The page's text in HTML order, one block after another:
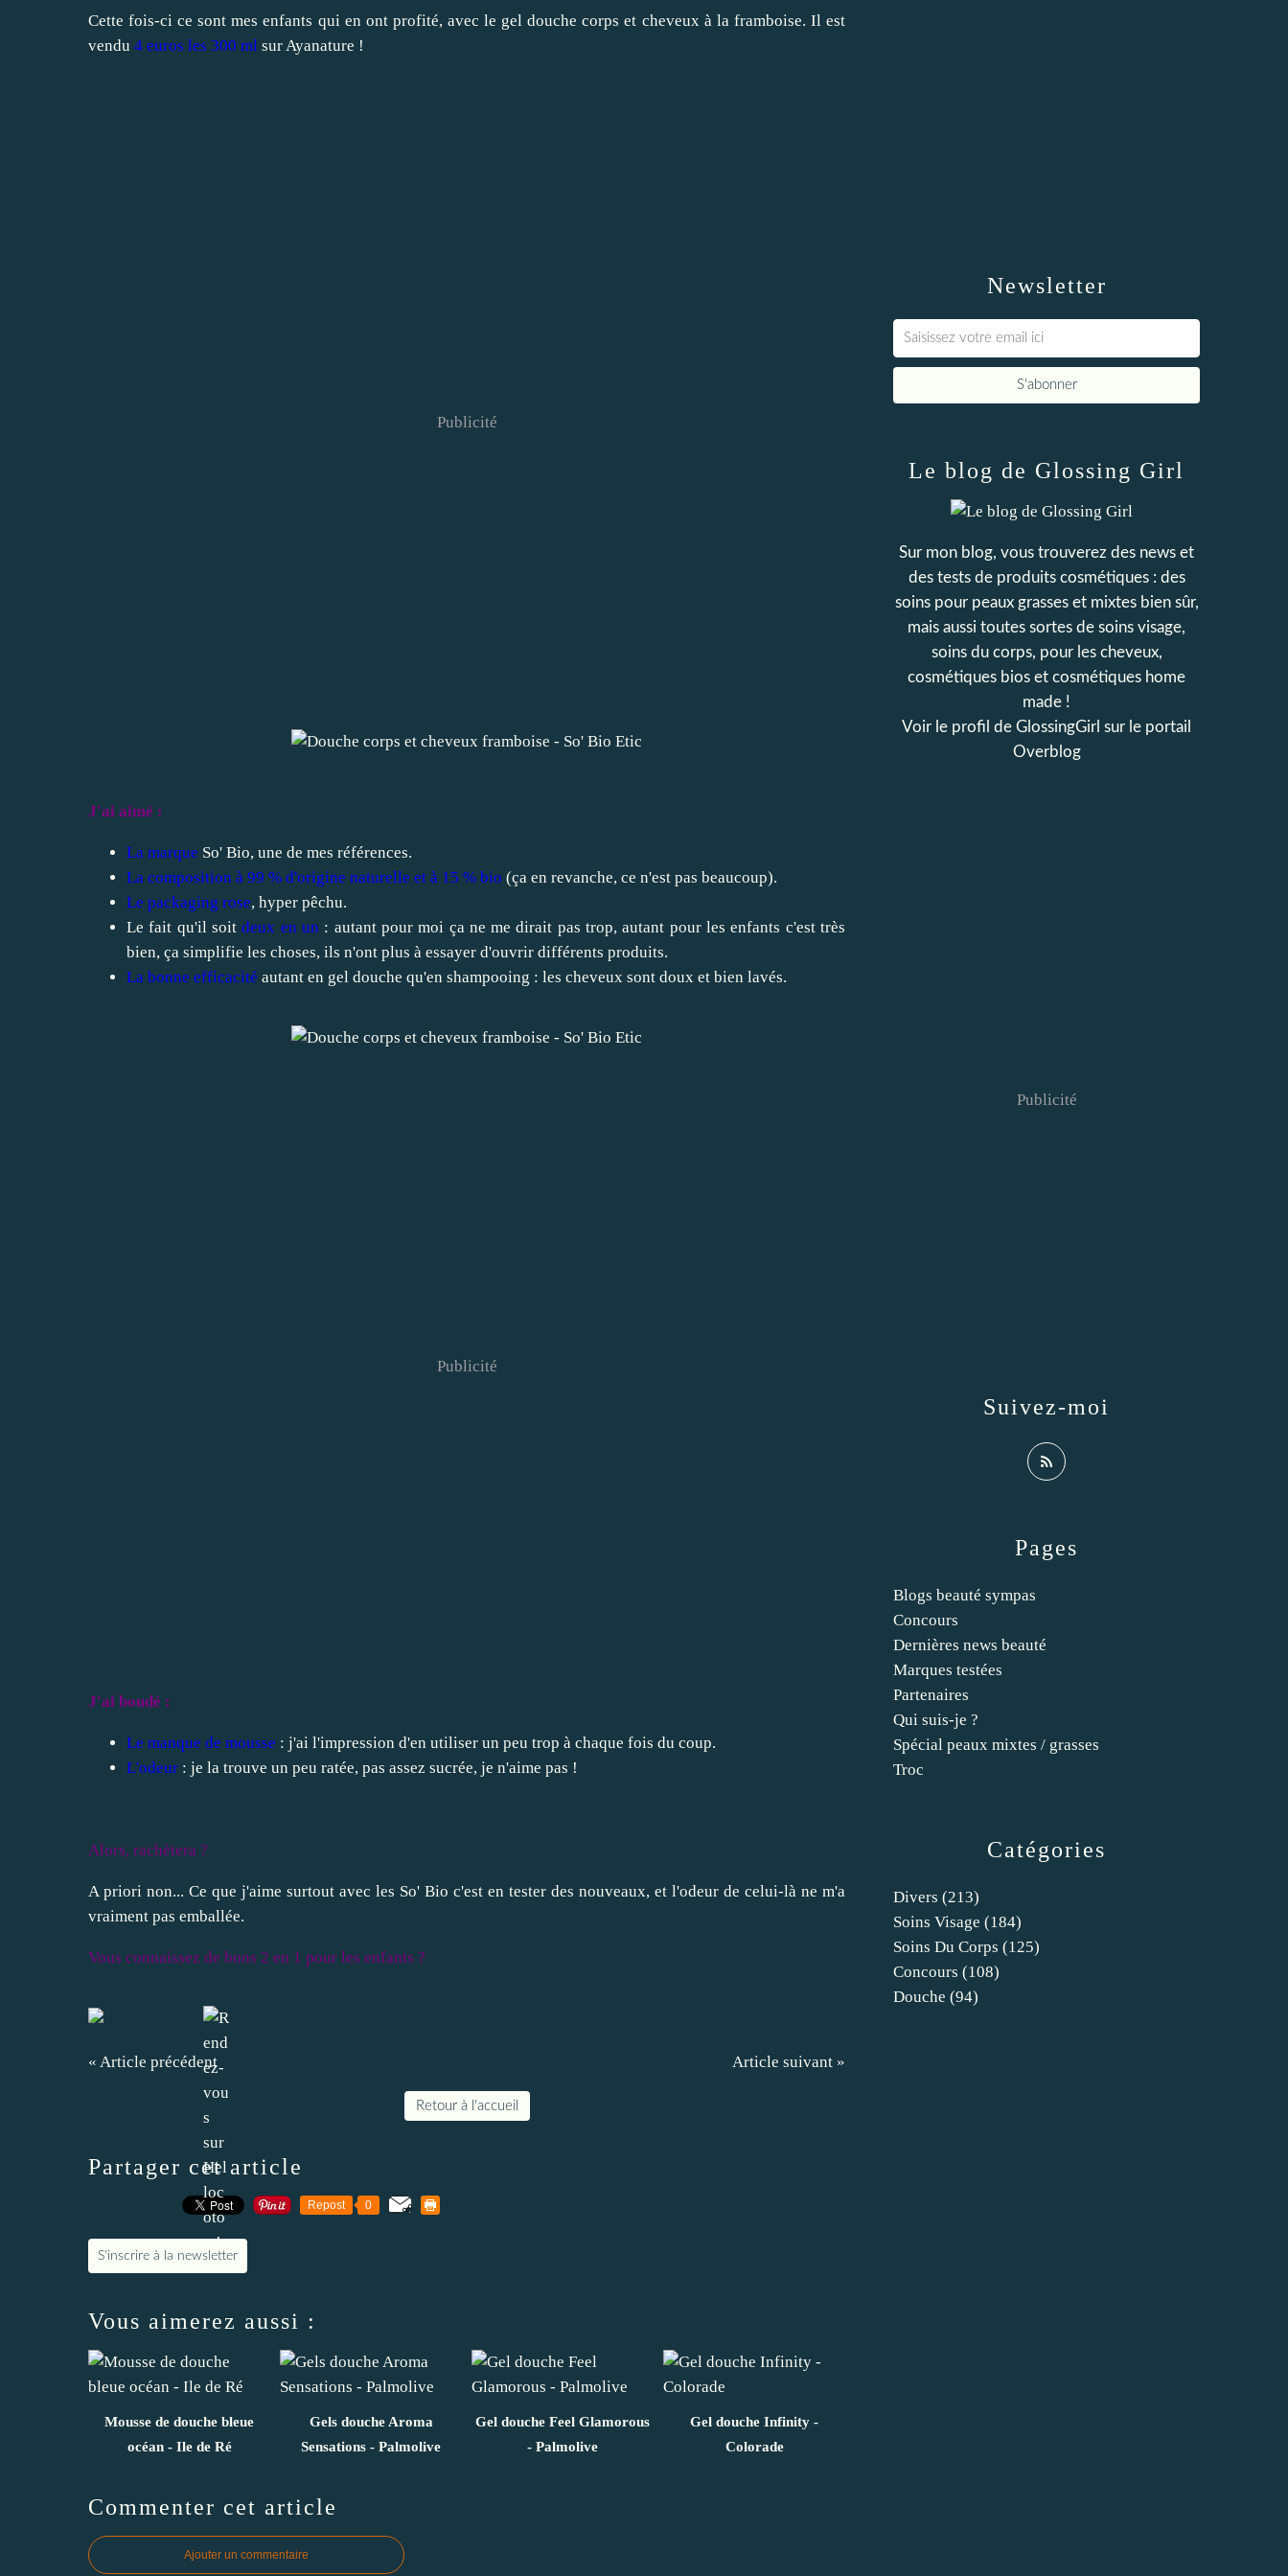
Cette fois-ci ce sont mes enfants qui en ont profité, avec le gel douche corps et cheveux à la framboise. Il est
vendu 4 euros les 300 ml sur Ayanature !
Publicité
J'ai aimé :
La marque So' Bio, une de mes références.
La composition à 99 % d'origine naturelle et à 15 % bio (ça en revanche, ce n'est pas beaucoup).
Le packaging rose, hyper pêchu.
Le fait qu'il soitdeux en un : autant pour moi ça ne me dirait pas trop, autant pour les enfants c'est très
bien, ça simplifie les choses, ils n'ont plus à essayer d'ouvrir différents produits.
La bonne efficacité autant en gel douche qu'en shampooing : les cheveux sont doux et bien lavés.
Publicité
J'ai boudé :
Le manque de mousse : j'ai l'impression d'en utiliser un peu trop à chaque fois du coup.
L'odeur : je la trouve un peu ratée, pas assez sucrée, je n'aime pas !
Alors, rachètera ?
A priori non... Ce que j'aime surtout avec les So' Bio c'est en tester des nouveaux, et l'odeur de celui-là ne m'a
vraiment pas emballée.
Vous connaissez de bons 2 en 1 pour les enfants ?
« Article précédent Article suivant »
Retour à l'accueil
Partager cet article
Repost 0
S'inscrire à la newsletter
Vous aimerez aussi :
Mousse de douche bleue
océan - Ile de Ré
Gels douche Aroma
Sensations - Palmolive
Gel douche Feel Glamorous
- Palmolive
Gel douche Infinity -
Colorade
Commenter cet article
Ajouter un commentaire
Newsletter
Catégories
Divers (213)
Soins Visage (184)
Soins Du Corps (125)
Concours (108)
Douche (94)
Pages
Blogs beauté sympas
Concours
Dernières news beauté
Marques testées
Partenaires
Qui suis-je ?
Spécial peaux mixtes / grasses
Troc
Le blog de Glossing Girl
Sur mon blog, vous trouverez des news et
des tests de produits cosmétiques : des
soins pour peaux grasses et mixtes bien sûr,
mais aussi toutes sortes de soins visage,
soins du corps, pour les cheveux,
cosmétiques bios et cosmétiques home
made !
Voir le profil de GlossingGirl sur le portail
Overblog
Suivez-moi
Publicité